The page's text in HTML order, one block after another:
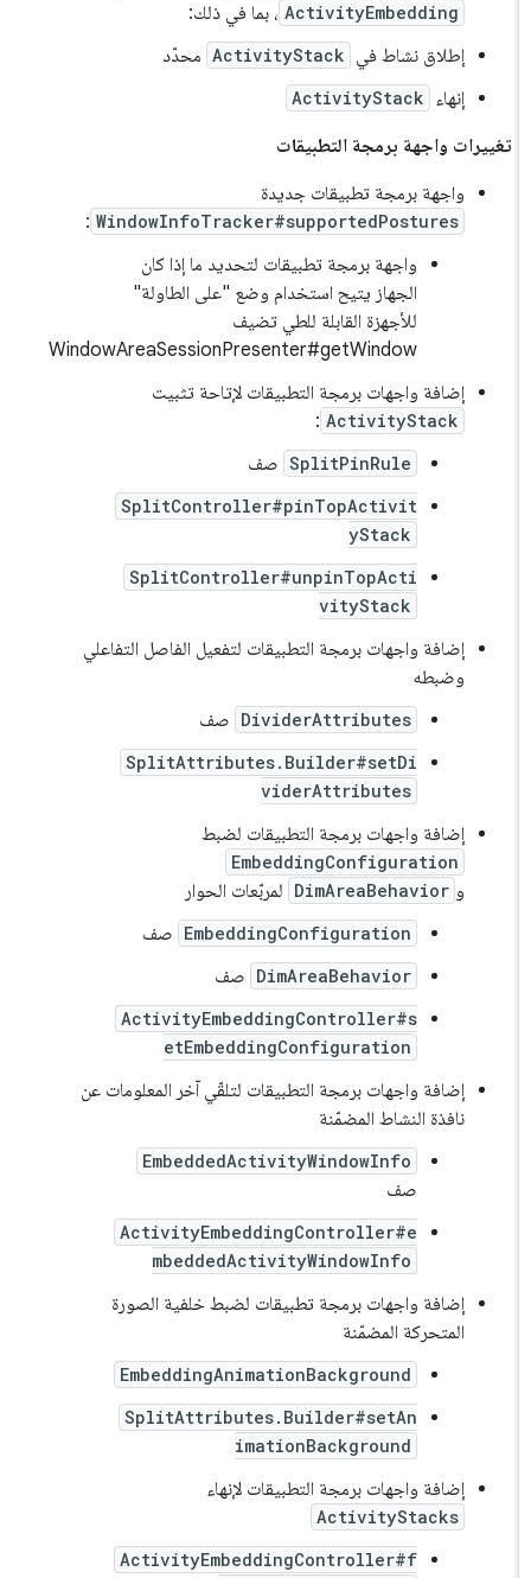
ActivityEmbedding ، بما في ذلك:
إطلاق نشاط في ActivityStack محدّد
إنهاء
ActivityStack
تغييرات واجهة برمجة التطبيقات
واجهة برمجة تطبيقات جديدة
WindowInfoTracker#supportedPostures
:
واجهة برمجة تطبيقات لتحديد ما إذا كان
الجهاز يتيح استخدام وضع "على الطاولة"
للأجهزة القابلة للطي تضيف
WindowAreaSessionPresenter#getWindow
إضافة واجهات برمجة التطبيقات لإتاحة تثبيت
ActivityStack
:
SplitPinRule صف
SplitController#pinTopActivit
yStack
SplitController#unpinTopActi
vityStack
إضافة واجهات برمجة التطبيقات لتفعيل الفاصل التفاعلي
وضبطه
DividerAttributes صف
SplitAttributes.Builder#setDi
viderAttributes
إضافة واجهات برمجة التطبيقات لضبط
EmbeddingConfiguration
DimAreaBehavior لمربّعات الحوار
EmbeddingConfiguration صف
DimAreaBehavior صف
ActivityEmbeddingController#s
etEmbeddingConfiguration
إضافة واجهات برمجة التطبيقات لتلقّي آخر المعلومات عن
نافذة النشاط المضمّنة
EmbeddedActivityWindowInfo
صف
ActivityEmbeddingController#e
mbeddedActivityWindowInfo
إضافة واجهات برمجة تطبيقات لضبط خلفية الصورة
المتحركة المضمّنة
EmbeddingAnimationBackground
SplitAttributes.Builder#setAn
imationBackground
إضافة واجهات برمجة التطبيقات لإنهاء
ActivityStacks
ActivityEmbeddingController#f